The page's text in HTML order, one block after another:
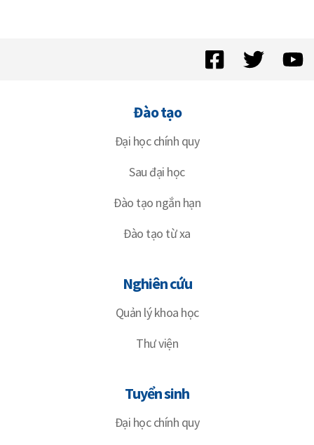
Đào tạo
Đại học chính quy
Sau đại học
Đào tạo ngắn hạn
Đào tạo từ xa
Nghiên cứu
Quản lý khoa học
Thư viện
Tuyển sinh
Đại học chính quy